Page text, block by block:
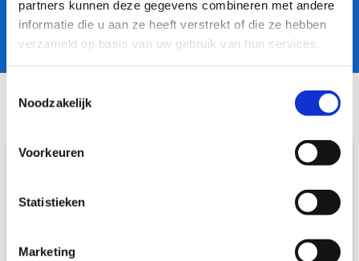
partners kunnen deze gegevens combineren met andere
informatie die u aan ze heeft verstrekt of die ze hebben
verzameld op basis van uw gebruik van hun services.
Noodzakelijk
Voorkeuren
Statistieken
Marketing